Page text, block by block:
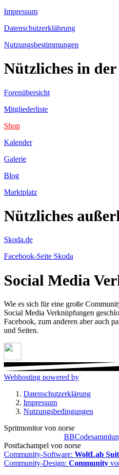
Impressum
Datenschutzerklährung
Nutzungsbestimmungen
Nützliches in
Forenübersicht
Mitgliederliste
Shop
Kalender
Galerie
Blog
Marktplatz
Nützliches
Skoda.de
Facebook-Seite Skoda
Social Media
Wie es sich für eine große
Social Media Verknüpfungen
Facebook, zum anderen aber auch
und Seiten.
Webhosting powered by
Datenschutzerklärung
Impressum
Nutzungsbedingungen
Spritmonitor von norse
Postfachampel von norse
Community-Software: WoltLab
Community-Design: Community